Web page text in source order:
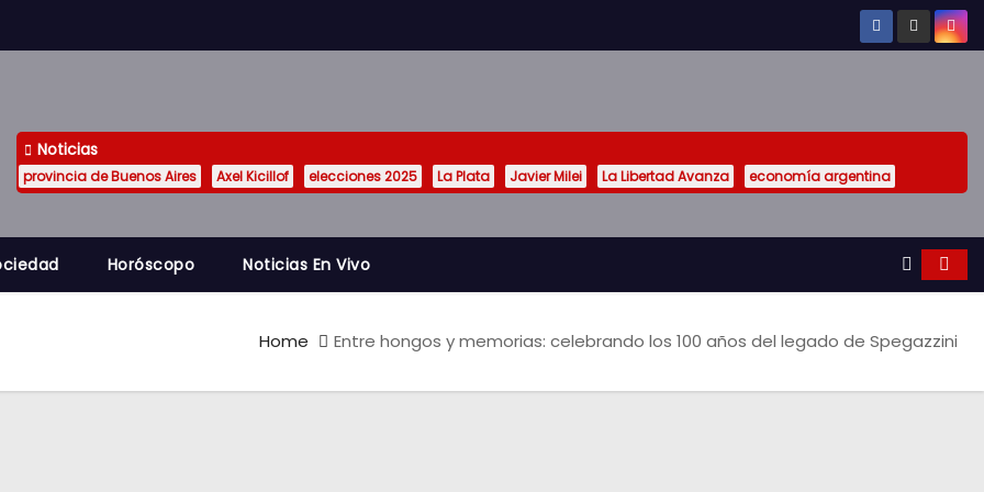
Noticias
provincia de Buenos Aires Axel Kicillof elecciones 2025 La Plata Javier Milei La Libertad Avanza economía argentina
Horóscopo Noticias En Vivo
Home Entre hongos y memorias: celebrando los 100 años del legado de Spegazzini